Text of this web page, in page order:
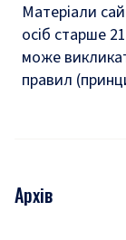
Матеріали
осіб старше
може
правил
Архів